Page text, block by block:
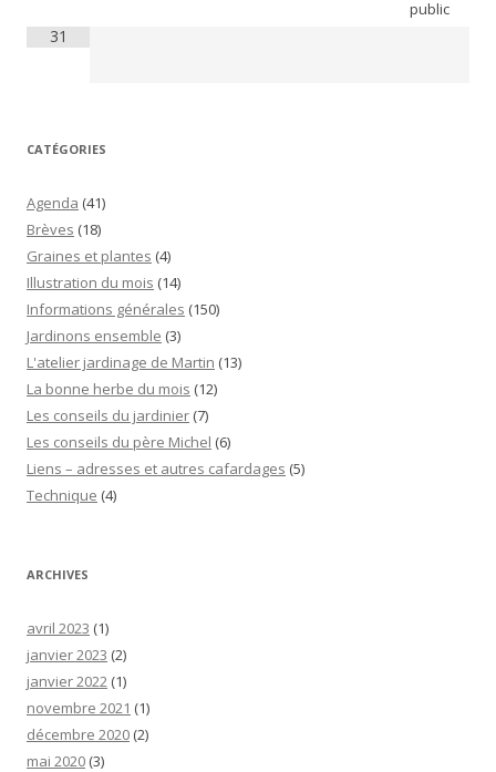
public
31
CATÉGORIES
Agenda (41)
Brèves (18)
Graines et plantes (4)
Illustration du mois (14)
Informations générales (150)
Jardinons ensemble (3)
L'atelier jardinage de Martin (13)
La bonne herbe du mois (12)
Les conseils du jardinier (7)
Les conseils du père Michel (6)
Liens – adresses et autres cafardages (5)
Technique (4)
ARCHIVES
avril 2023 (1)
janvier 2023 (2)
janvier 2022 (1)
novembre 2021 (1)
décembre 2020 (2)
mai 2020 (3)